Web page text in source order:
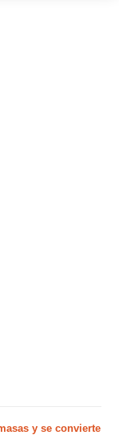
y se convierte